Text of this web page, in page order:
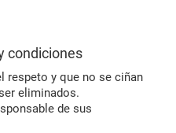
condiciones
respeto y que no se ciñan
eliminados.
de sus